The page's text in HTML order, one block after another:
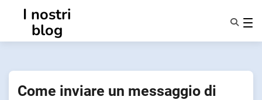
contenuto
I nostri
blog
Chi Siamo
Come inviare un messaggio di